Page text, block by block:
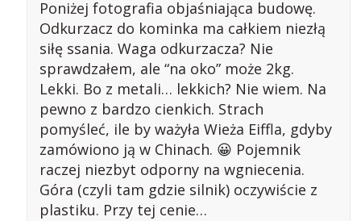
Poniżej fotografia objaśniająca budowę.
Odkurzacz do kominka ma całkiem niezłą
siłę ssania. Waga odkurzacza? Nie
sprawdzałem, ale “na oko” może 2kg.
Lekki. Bo z metali… lekkich? Nie wiem. Na
pewno z bardzo cienkich. Strach
pomyśleć, ile by ważyła Wieża Eiffla, gdyby
zamówiono ją w Chinach. 😀 Pojemnik
raczej niezbyt odporny na wgniecenia.
Góra (czyli tam gdzie silnik) oczywiście z
plastiku. Przy tej cenie…